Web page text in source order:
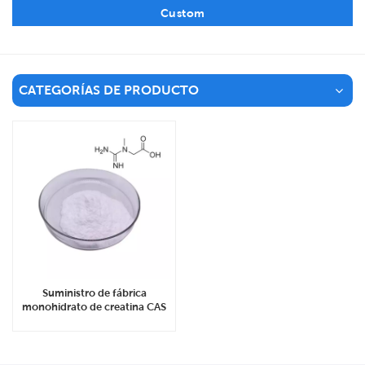
Custom
CATEGORÍAS DE PRODUCTO
Suministro de fábrica
monohidrato de creatina CAS